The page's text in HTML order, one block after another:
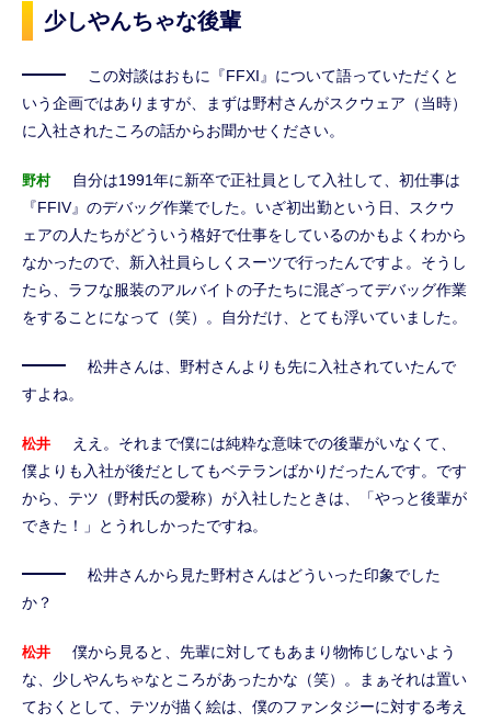
少しやんちゃな後輩
この対談はおもに『FFXI』について語っていただくと
いう企画ではありますが、まずは野村さんがスクウェア（当時）
に入社されたころの話からお聞かせください。
野村
自分は1991年に新卒で正社員として入社して、初仕事は
『FFIV』のデバッグ作業でした。いざ初出勤という日、スクウ
ェアの人たちがどういう格好で仕事をしているのかもよくわから
なかったので、新入社員らしくスーツで行ったんですよ。そうし
たら、ラフな服装のアルバイトの子たちに混ざってデバッグ作業
をすることになって（笑）。自分だけ、とても浮いていました。
松井さんは、野村さんよりも先に入社されていたんで
すよね。
松井
ええ。それまで僕には純粋な意味での後輩がいなくて、
僕よりも入社が後だとしてもベテランばかりだったんです。です
から、テツ（野村氏の愛称）が入社したときは、「やっと後輩が
できた！」とうれしかったですね。
松井さんから見た野村さんはどういった印象でした
か？
松井
僕から見ると、先輩に対してもあまり物怖じしないよう
な、少しやんちゃなところがあったかな（笑）。まぁそれは置い
ておくとして、テツが描く絵は、僕のファンタジーに対する考え